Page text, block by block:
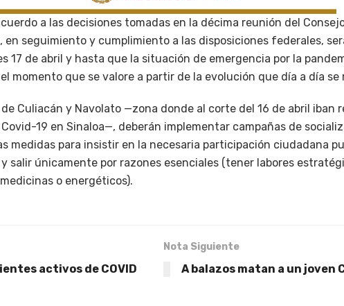
a las decisiones tomadas en la décima reunión del
en seguimiento y cumplimiento a las disposiciones federales,
17 de abril y hasta que la situación de emergencia por la
momento que se valore a partir de la evolución que día a día se
Culiacán y Navolato —zona donde al corte del 16 de abril iban
19 en Sinaloa—, deberán implementar campañas de
medidas para insistir en la necesaria participación ciudadana
salir únicamente por razones esenciales (tener labores
o energéticos).
activos de COVID
Nota Siguiente
A balazos matan a un joven